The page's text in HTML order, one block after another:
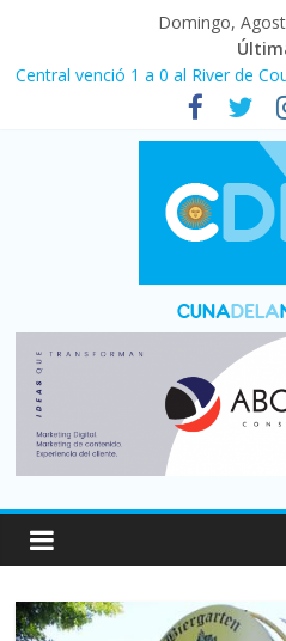
Domingo,
Central venció 1 a 0 al River de
La morosidad alcanzó su nivel
afecta a 400 mil deudores en Santa
Desde que asumió Milei cerraron
denuncia crisis como en 2001
Vacaciones de invierno con más
turístico: 4,6 millones de
Fuerte caída de la venta de autos